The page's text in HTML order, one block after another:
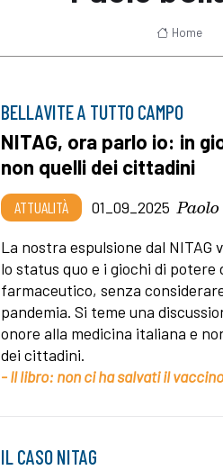
Home
BELLAVITE A TUTTO CAMPO
NITAG, ora parlo io: in
non quelli dei cittadini
ATTUALITÀ 01_09_2025
La nostra espulsione dal NITAG
lo status quo e i giochi di potere
farmaceutico, senza
pandemia. Si teme una
onore alla medicina italiana e
dei cittadini.
- Il libro: non ci ha salvati il
IL CASO NITAG